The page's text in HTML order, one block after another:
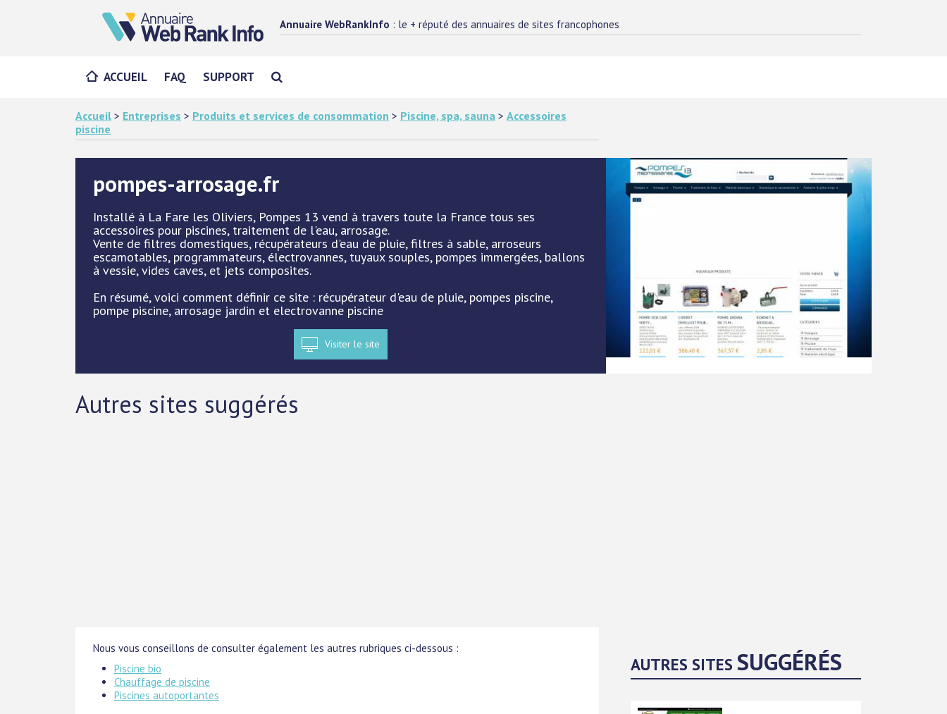
Annuaire WebRankInfo : le + réputé des annuaires de sites francophones
ACCUEIL FAQ SUPPORT
Accueil > Entreprises > Produits et services de consommation > Piscine, spa, sauna > Accessoires
piscine
pompes-arrosage.fr
Installé à La Fare les Oliviers, Pompes 13 vend à travers toute la France tous ses
accessoires pour piscines, traitement de l'eau, arrosage.
Vente de filtres domestiques, récupérateurs d'eau de pluie, filtres à sable, arroseurs
escamotables, programmateurs, électrovannes, tuyaux souples, pompes immergées, ballons
à vessie, vides caves, et jets composites.
En résumé, voici comment définir ce site : récupérateur d'eau de pluie, pompes piscine,
pompe piscine, arrosage jardin et electrovanne piscine
Visiter le site
Autres sites suggérés
Nous vous conseillons de consulter également les autres rubriques ci-dessous :
Piscine bio
Chauffage de piscine
Piscines autoportantes
AUTRES SITESSUGGÉRÉS